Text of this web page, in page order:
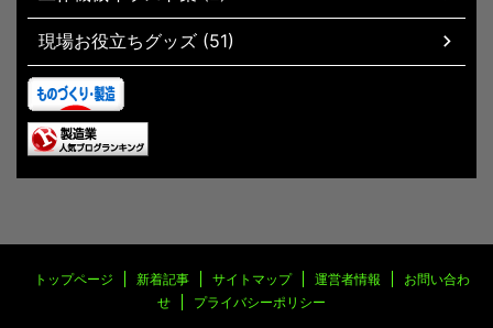
現場お役立ちグッズ (51)
トップページ 新着記事 サイトマップ 運営者情報
お問い合わ
せ
プライバシーポリシー